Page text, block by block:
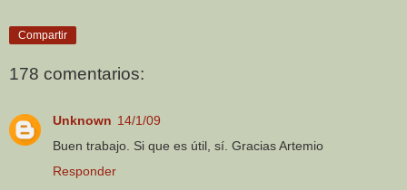
Compartir
178 comentarios:
Unknown 14/1/09
Buen trabajo. Si que es útil, sí. Gracias Artemio
Responder